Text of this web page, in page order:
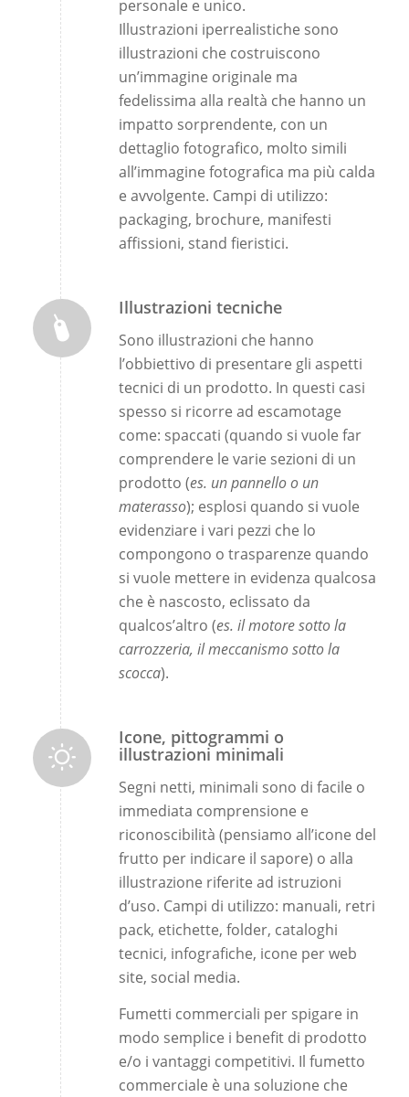
personale e unico.
Illustrazioni iperrealistiche sono
illustrazioni che costruiscono
un’immagine originale ma
fedelissima alla realtà che hanno un
impatto sorprendente, con un
dettaglio fotografico, molto simili
all’immagine fotografica ma più calda
e avvolgente. Campi di utilizzo:
packaging, brochure, manifesti
affissioni, stand fieristici.
Illustrazioni tecniche
Sono illustrazioni che hanno
l’obbiettivo di presentare gli aspetti
tecnici di un prodotto. In questi casi
spesso si ricorre ad escamotage
come: spaccati (quando si vuole far
comprendere le varie sezioni di un
prodotto (es. un pannello o un
materasso); esplosi quando si vuole
evidenziare i vari pezzi che lo
compongono o trasparenze quando
si vuole mettere in evidenza qualcosa
che è nascosto, eclissato da
qualcos’altro (es. il motore sotto la
carrozzeria, il meccanismo sotto la
scocca).
Icone, pittogrammi o
illustrazioni minimali
Segni netti, minimali sono di facile o
immediata comprensione e
riconoscibilità (pensiamo all’icone del
frutto per indicare il sapore) o alla
illustrazione riferite ad istruzioni
d’uso. Campi di utilizzo: manuali, retri
pack, etichette, folder, cataloghi
tecnici, infografiche, icone per web
site, social media.
Fumetti commerciali per spigare in
modo semplice i benefit di prodotto
e/o i vantaggi competitivi. Il fumetto
commerciale è una soluzione che